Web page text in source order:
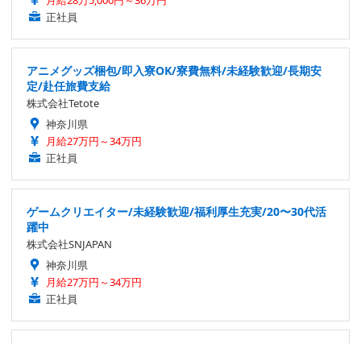
正社員
アニメグッズ梱包/即入寮OK/寮費無料/未経験歓迎/長期安
定/赴任旅費支給
株式会社Tetote
神奈川県
月給27万円～34万円
正社員
ゲームクリエイター/未経験歓迎/福利厚生充実/20〜30代活
躍中
株式会社SNJAPAN
神奈川県
月給27万円～34万円
正社員